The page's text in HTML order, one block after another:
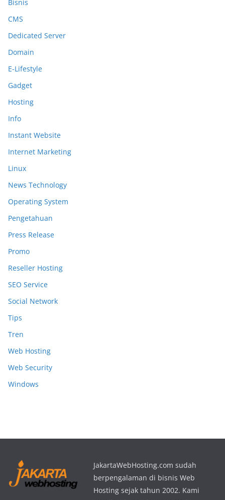
Bisnis
CMS
Dedicated Server
Domain
E-Lifestyle
Gadget
Hosting
Info
Instant Website
Internet Marketing
Linux
News Technology
Operating System
Pengetahuan
Press Release
Promo
Reseller Hosting
SEO Service
Social Network
Tips
Tren
Web Hosting
Web Security
Windows
JakartaWebHosting.com sudah
berpengalaman di bisnis Web
Hosting sejak tahun 2002. Kami